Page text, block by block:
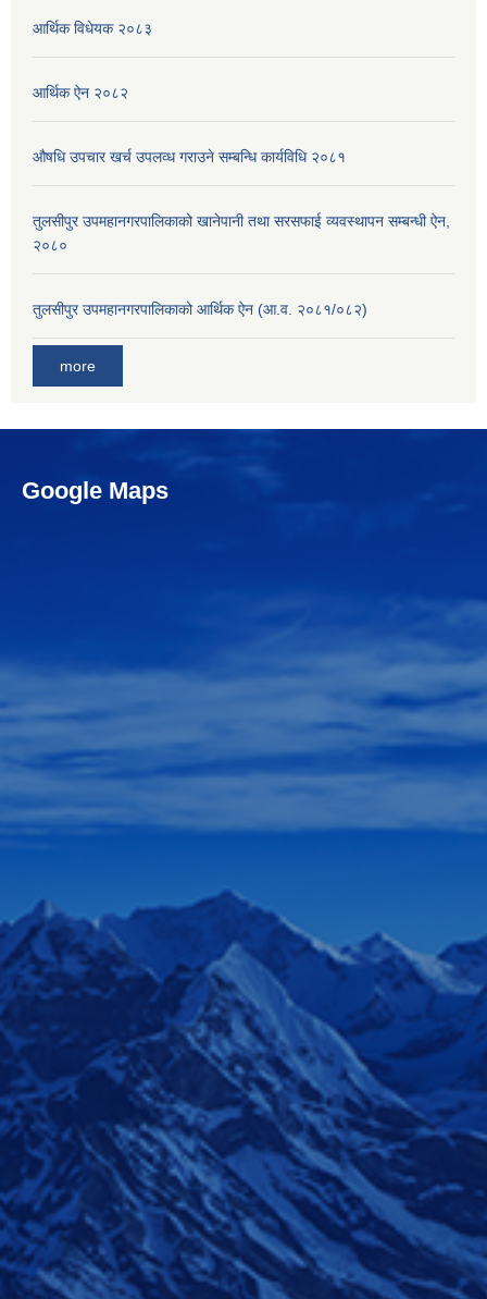
आर्थिक विधेयक २०८३
आर्थिक ऐन २०८२
औषधि उपचार खर्च उपलव्ध गराउने सम्बन्धि कार्यविधि २०८१
तुलसीपुर उपमहानगरपालिकाको खानेपानी तथा सरसफाई व्यवस्थापन सम्बन्धी ऐन,
२०८०
तुलसीपुर उपमहानगरपालिकाको आर्थिक ऐन (आ.व. २०८१/०८२)
more
Google Maps